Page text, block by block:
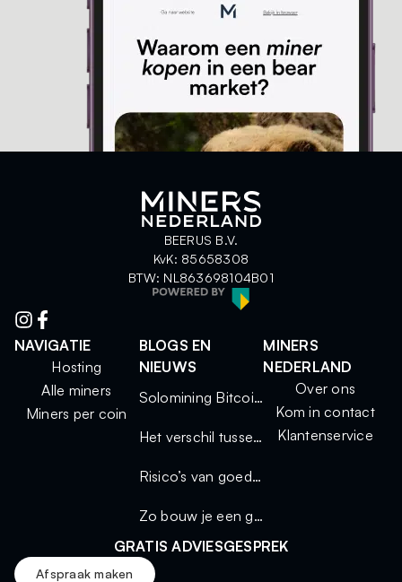
BEERUS B.V.
KvK: 85658308
BTW: NL863698104B01
NAVIGATIE
Hosting
Alle miners
Miners per coin
BLOGS EN
NIEUWS
Solomining Bitcoin 2025: kleine miners, grote kansen
Het verschil tussen solo mining en mining via een pool
Risico’s van goedkope miners
Zo bouw je een geluidsdichte miningkast voor thuisgebruik
MINERS
NEDERLAND
Over ons
Kom in contact
Klantenservice
GRATIS ADVIESGESPREK
Afspraak maken